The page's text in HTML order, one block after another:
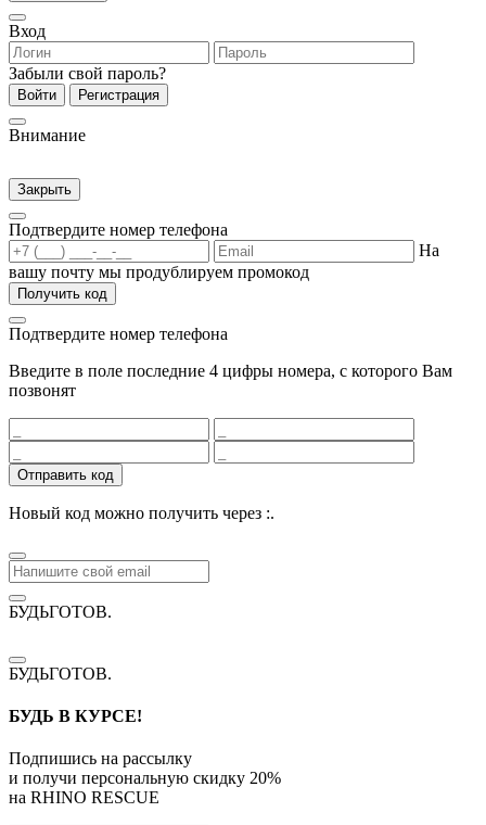
Вход
Забыли свой пароль?
Войти Регистрация
Внимание
Закрыть
Подтвердите номер телефона
На
вашу почту мы продублируем промокод
Получить код
Подтвердите номер телефона
Введите в поле последние 4 цифры номера, с которого Вам
позвонят
Отправить код
Новый код можно получить через :.
БУДЬГОТОВ.
БУДЬГОТОВ.
БУДЬ В КУРСЕ!
Подпишись на рассылку
и получи персональную скидку 20%
на RHINO RESCUE